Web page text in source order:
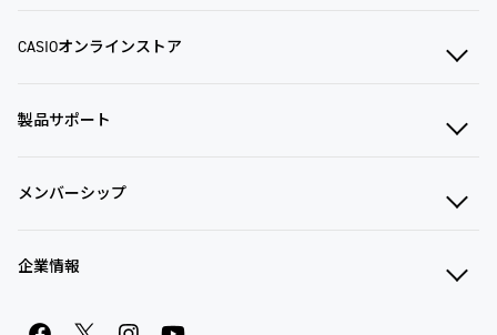
CASIOオンラインストア
製品サポート
メンバーシップ
企業情報